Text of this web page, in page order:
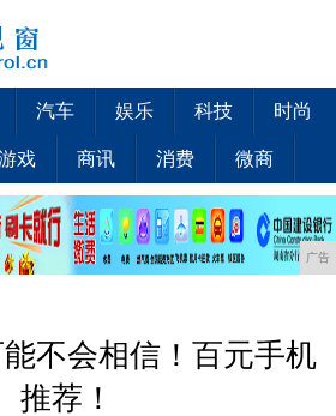
汽车 娱乐 科技 时尚
戏 商讯 消费 微商
广告
不会相信！百元手机
推荐！